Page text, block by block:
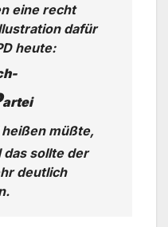
eine recht
dafür
heute:
artei
heißen müßte,
das sollte der
deutlich